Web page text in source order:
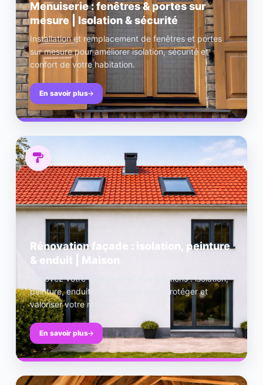
Menuiserie : fenêtres & portes sur
mesure | Isolation & sécurité
Installation et remplacement de fenêtres et portes
sur mesure pour améliorer isolation, sécurité et
confort de votre habitation.
En savoir plus
Rénovation façade : isolation, peinture
& enduit | Maison
Rénovez votre façade avec nos solutions : isolation,
peinture, enduit et nettoyage pour protéger et
valoriser votre maison.
En savoir plus